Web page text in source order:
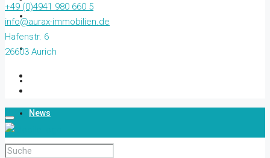
Wertermittlung
News
Kontakt
+49 (0)4941 980 660 5
info@aurax-immobilien.de
Hafenstr. 6
26603 Aurich